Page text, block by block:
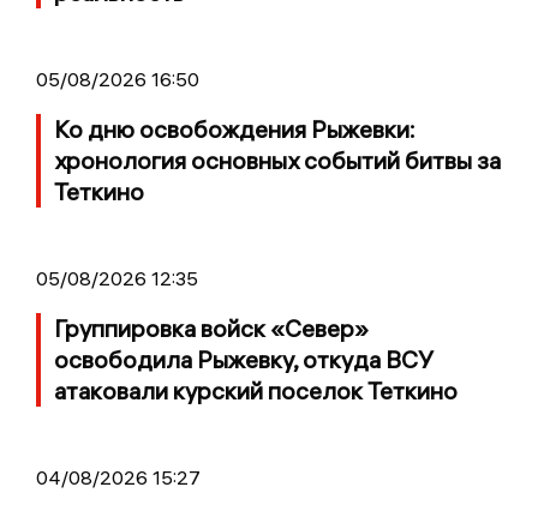
05/08/2026 16:50
Ко дню освобождения Рыжевки:
хронология основных событий битвы за
Теткино
05/08/2026 12:35
Группировка войск «Север»
освободила Рыжевку, откуда ВСУ
атаковали курский поселок Теткино
04/08/2026 15:27